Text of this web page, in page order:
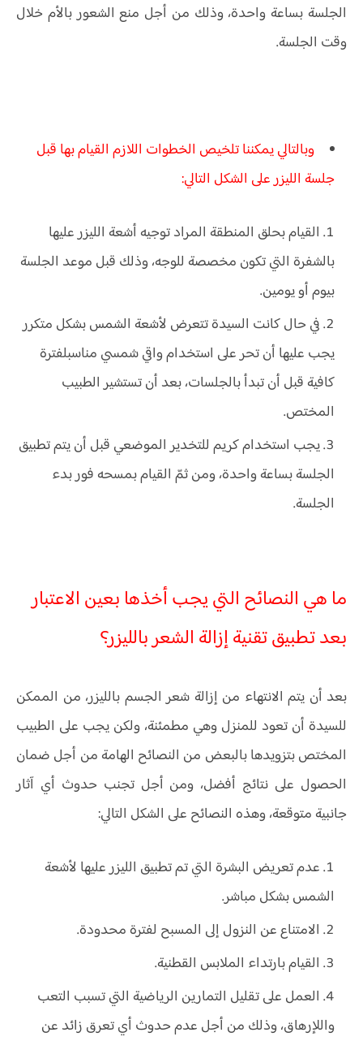
الجلسة بساعة واحدة، وذلك من أجل منع الشعور بالأم خلال
وقت الجلسة.
وبالتالي يمكننا تلخيص الخطوات اللازم القيام بها قبل
جلسة الليزر على الشكل التالي:
القيام بحلق المنطقة المراد توجيه أشعة الليزر عليها
بالشفرة التي تكون مخصصة للوجه، وذلك قبل موعد الجلسة
بيوم أو يومين.
في حال كانت السيدة تتعرض لأشعة الشمس بشكل متكرر
يجب عليها أن تحر على استخدام واقي شمسي مناسبلفترة
كافية قبل أن تبدأ بالجلسات، بعد أن تستشير الطبيب
المختص.
يجب استخدام كريم للتخدير الموضعي قبل أن يتم تطبيق
الجلسة بساعة واحدة، ومن ثمّ القيام بمسحه فور بدء
الجلسة.
ما هي النصائح التي يجب أخذها بعين الاعتبار
بعد تطبيق تقنية إزالة الشعر بالليزر؟
بعد أن يتم الانتهاء من إزالة شعر الجسم بالليزر، من الممكن
للسيدة أن تعود للمنزل وهي مطمئنة، ولكن يجب على الطبيب
المختص بتزويدها بالبعض من النصائح الهامة من أجل ضمان
الحصول على نتائج أفضل، ومن أجل تجنب حدوث أي آثار
جانبية متوقعة، وهذه النصائح على الشكل التالي:
عدم تعريض البشرة التي تم تطبيق الليزر عليها لأشعة
الشمس بشكل مباشر.
الامتناع عن النزول إلى المسبح لفترة محدودة.
القيام بارتداء الملابس القطنية.
العمل على تقليل التمارين الرياضية التي تسبب التعب
واللإرهاق، وذلك من أجل عدم حدوث أي تعرق زائد عن